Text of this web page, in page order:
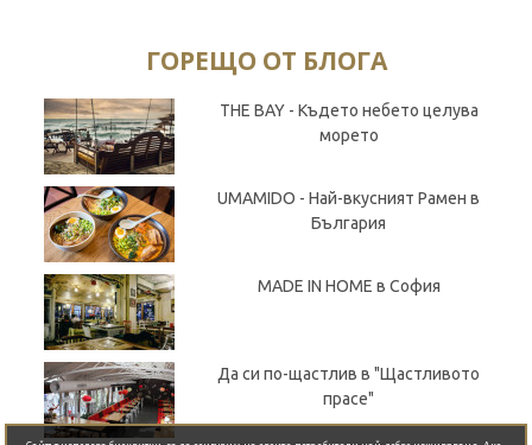
ГОРЕЩО ОТ БЛОГА
THE BAY - Където небето целува
морето
UMAMIDO - Най-вкусният Рамен в
България
MADE IN HOME в София
Да си по-щастлив в "Щастливото
прасе"